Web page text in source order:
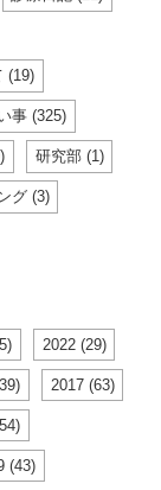
(19)
事 (325)
研究部 (1)
グ (3)
2022 (29)
2017 (63)
(43)